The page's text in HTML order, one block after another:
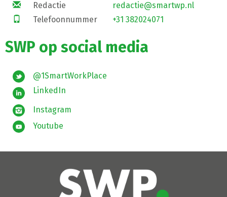
Redactie
redactie@smartwp.nl
Telefoonnummer
+31 382024071
SWP op social media
@1SmartWorkPlace
LinkedIn
Instagram
Youtube